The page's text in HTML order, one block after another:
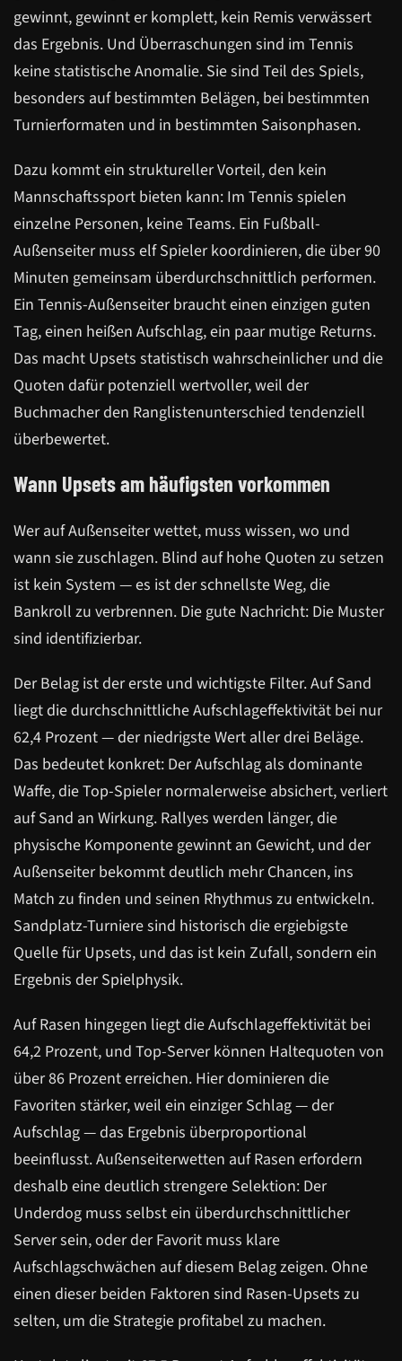
gewinnt, gewinnt er komplett, kein Remis verwässert
das Ergebnis. Und Überraschungen sind im Tennis
keine statistische Anomalie. Sie sind Teil des Spiels,
besonders auf bestimmten Belägen, bei bestimmten
Turnierformaten und in bestimmten Saisonphasen.
Dazu kommt ein struktureller Vorteil, den kein
Mannschaftssport bieten kann: Im Tennis spielen
einzelne Personen, keine Teams. Ein Fußball-
Außenseiter muss elf Spieler koordinieren, die über 90
Minuten gemeinsam überdurchschnittlich performen.
Ein Tennis-Außenseiter braucht einen einzigen guten
Tag, einen heißen Aufschlag, ein paar mutige Returns.
Das macht Upsets statistisch wahrscheinlicher und die
Quoten dafür potenziell wertvoller, weil der
Buchmacher den Ranglistenunterschied tendenziell
überbewertet.
Wann Upsets am häufigsten vorkommen
Wer auf Außenseiter wettet, muss wissen, wo und
wann sie zuschlagen. Blind auf hohe Quoten zu setzen
ist kein System — es ist der schnellste Weg, die
Bankroll zu verbrennen. Die gute Nachricht: Die Muster
sind identifizierbar.
Der Belag ist der erste und wichtigste Filter. Auf Sand
liegt die durchschnittliche Aufschlageffektivität bei nur
62,4 Prozent — der niedrigste Wert aller drei Beläge.
Das bedeutet konkret: Der Aufschlag als dominante
Waffe, die Top-Spieler normalerweise absichert, verliert
auf Sand an Wirkung. Rallyes werden länger, die
physische Komponente gewinnt an Gewicht, und der
Außenseiter bekommt deutlich mehr Chancen, ins
Match zu finden und seinen Rhythmus zu entwickeln.
Sandplatz-Turniere sind historisch die ergiebigste
Quelle für Upsets, und das ist kein Zufall, sondern ein
Ergebnis der Spielphysik.
Auf Rasen hingegen liegt die Aufschlageffektivität bei
64,2 Prozent, und Top-Server können Haltequoten von
über 86 Prozent erreichen. Hier dominieren die
Favoriten stärker, weil ein einziger Schlag — der
Aufschlag — das Ergebnis überproportional
beeinflusst. Außenseiterwetten auf Rasen erfordern
deshalb eine deutlich strengere Selektion: Der
Underdog muss selbst ein überdurchschnittlicher
Server sein, oder der Favorit muss klare
Aufschlagschwächen auf diesem Belag zeigen. Ohne
einen dieser beiden Faktoren sind Rasen-Upsets zu
selten, um die Strategie profitabel zu machen.